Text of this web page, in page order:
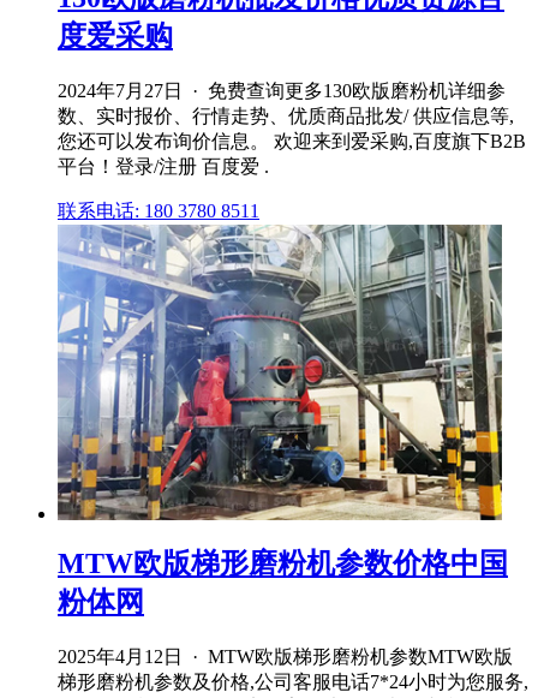
度爱采购
2024年7月27日 · 免费查询更多130欧版磨粉机详细参
数、实时报价、行情走势、优质商品批发/ 供应信息等,
您还可以发布询价信息。 欢迎来到爱采购,百度旗下B2B
平台！登录/注册 百度爱 .
联系电话: 180 3780 8511
MTW欧版梯形磨粉机参数价格中国
粉体网
2025年4月12日 · MTW欧版梯形磨粉机参数MTW欧版
梯形磨粉机参数及价格,公司客服电话7*24小时为您服务,